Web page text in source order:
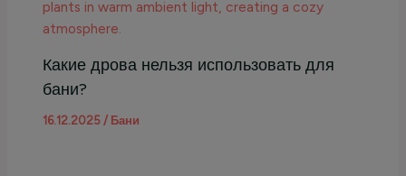
Какие дрова нельзя использовать для
бани?
16.12.2025/ Бани